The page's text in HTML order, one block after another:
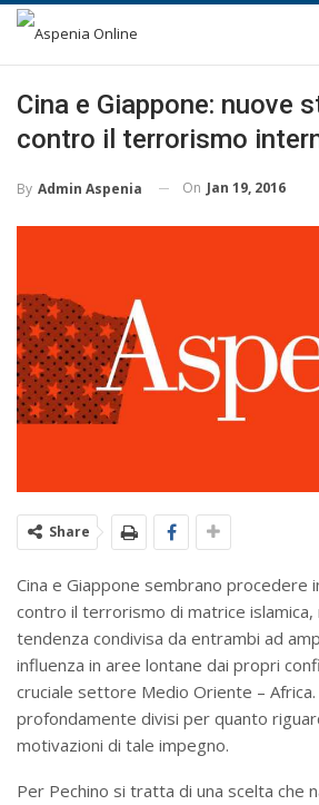
Cina e Giappone: nuove
contro il terrorismo
By Admin Aspenia On Jan 19, 2016
Share
Cina e Giappone sembrano procedere
contro il terrorismo di matrice islamica,
tendenza condivisa da entrambi ad
influenza in aree lontane dai propri
cruciale settore Medio Oriente – Africa.
profondamente divisi per quanto
motivazioni di tale impegno.
Per Pechino si tratta di una scelta che